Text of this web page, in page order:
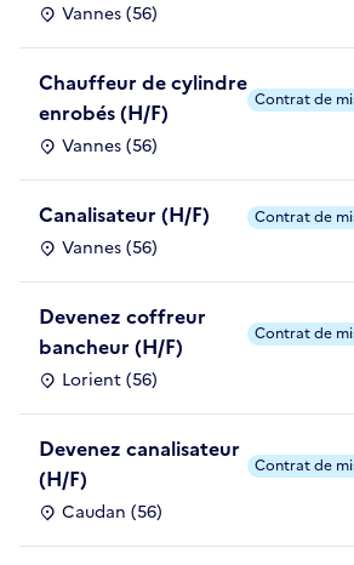
Vannes (56)
Chauffeur de cylindre
enrobés (H/F)
Vannes (56)
Contrat de
Canalisateur (H/F)
Vannes (56)
Contrat de
Devenez coffreur
bancheur (H/F)
Lorient (56)
Contrat de
Devenez canalisateur
(H/F)
Caudan (56)
Contrat de